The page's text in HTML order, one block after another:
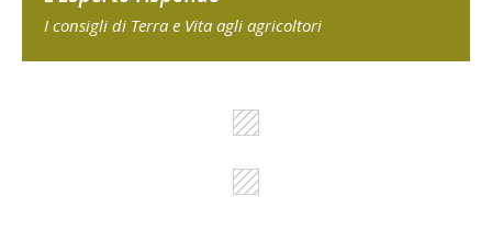
I consigli di Terra e Vita agli agricoltori